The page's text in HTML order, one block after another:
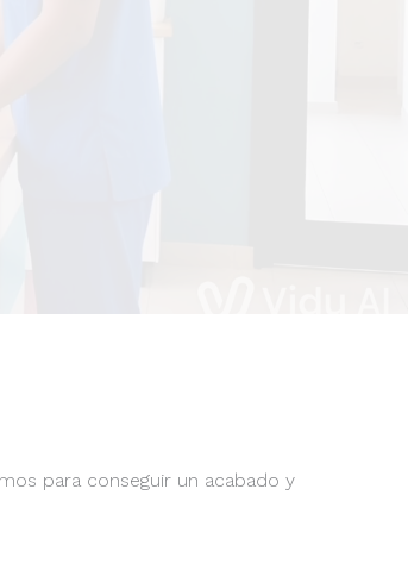
para conseguir un acabado y